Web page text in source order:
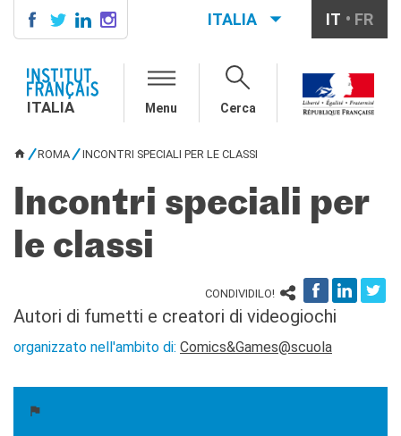
SCUOLA & UNIVERSITÀ
Studiare in Francia
IL PALAZZO FARNESE
Lavora con noi
CERCA
ITALIA IT FR
ITALIA Menu Cerca
ROMA INCONTRI SPECIALI PER LE CLASSI
Incontri speciali per
le classi
CONDIVIDILO!
Autori di fumetti e creatori di videogiochi
organizzato nell'ambito di: Comics&Games@scuola